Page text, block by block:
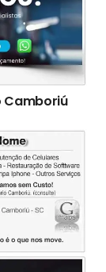
Camboriú